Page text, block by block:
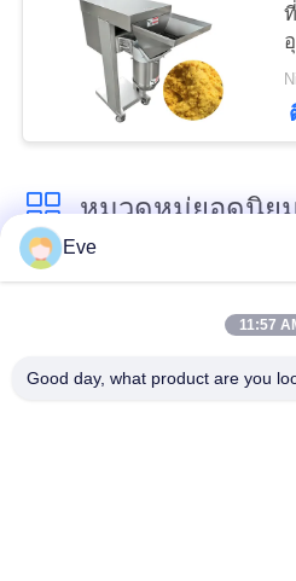
นโยบาย
เป็น
ส่วน
ตัว
หมวดหมู่ยอดนิย
อุปกรณ์แปรรูปผัก
ไม้
Eve
11:57
Good day, what product are you